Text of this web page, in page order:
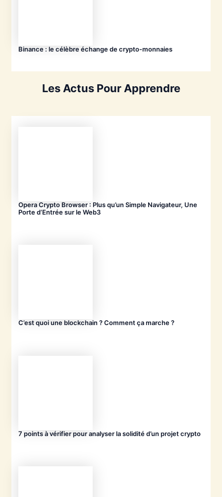
Binance : le célèbre échange de crypto-monnaies
Les Actus Pour Apprendre
Opera Crypto Browser : Plus qu’un Simple Navigateur, Une
Porte d’Entrée sur le Web3
C’est quoi une blockchain ? Comment ça marche ?
7 points à vérifier pour analyser la solidité d’un projet crypto